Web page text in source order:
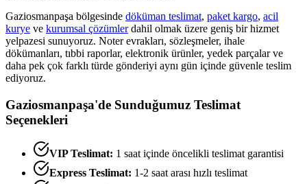
Gaziosmanpaşa bölgesinde döküman teslimat, paket kargo, acil
kurye ve kurumsal çözümlerdahil olmak üzere geniş bir hizmet
yelpazesi sunuyoruz. Noter evrakları, sözleşmeler, ihale
dökümanları, tıbbi raporlar, elektronik ürünler, yedek parçalar ve
daha pek çok farklı türde gönderiyi aynı gün içinde güvenle teslim
ediyoruz.
Gaziosmanpaşa'de Sunduğumuz Teslimat
Seçenekleri
VIP Teslimat: 1 saat içinde öncelikli teslimat garantisi
Express Teslimat: 1-2 saat arası hızlı teslimat